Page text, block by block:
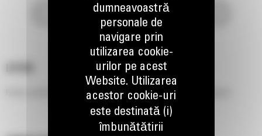
Pentru scarificarea solului si colectarea si eliminarea usoara a reziduurilor.
dumneavoastră
personale de
navigare prin
utilizarea cookie-
urilor pe acest
Website. Utilizarea
acestor cookie-uri
este destinată (i)
îmbunătătirii